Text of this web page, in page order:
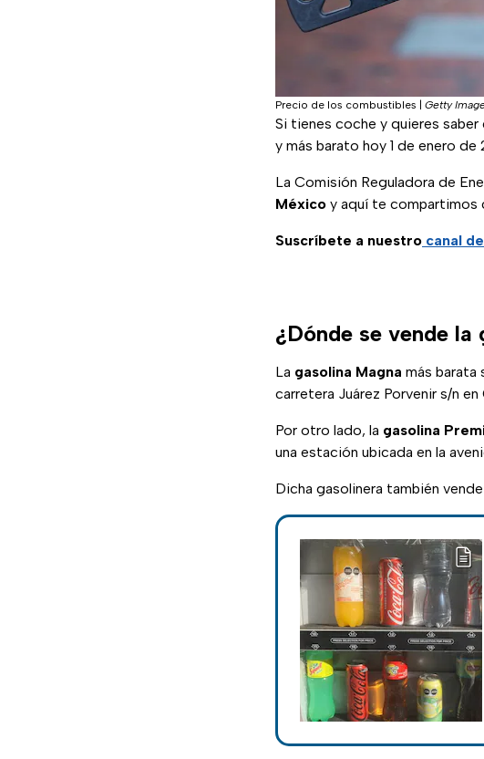
Precio de los combustibles Getty
Si tienes coche y quieres saber
y más barato hoy 1 de enero
La Comisión Reguladora de
México y aquí te compartimos
Suscríbete a nuestro canal
¿Dónde se vende la
La gasolina Magna más barata
carretera Juárez Porvenir s/n
Por otro lado, la gasolina
una estación ubicada en la
Dicha gasolinera también